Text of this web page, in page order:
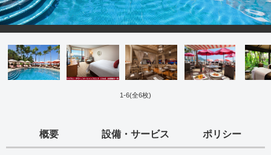
1-6(全6枚)
概要 設備・サービス ポリシー